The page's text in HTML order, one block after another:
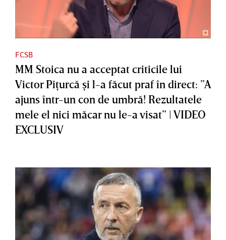
FCSB
MM Stoica nu a acceptat criticile lui
Victor Piţurcă şi l-a făcut praf în direct: ”A
ajuns într-un con de umbră! Rezultatele
mele el nici măcar nu le-a visat” | VIDEO
EXCLUSIV